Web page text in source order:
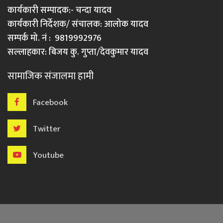
कार्यकारी सम्पादक:- चन्दा यादव
कार्यकारी निर्देशक/ संचालक: आलोक यादव
सम्पर्क मो. नं : 9819992976
सल्लाहकार: बिजय कु. गुप्ता/देवकुमार यादव
सामाजिक संजालमा हामी
Facebook
Twitter
Youtube